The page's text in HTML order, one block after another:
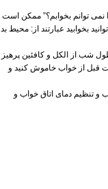
نمی توانم بخوابم؟” ممکن است
بخوابید عبارتند از: محیط بد
شب از الکل و کافئین پرهیز
قبل از خواب خاموش کنید و
و تنظیم دمای اتاق خواب و